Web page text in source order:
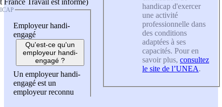
Employeur handi-
engagé
Qu'est-ce qu'un
employeur handi-
engagé ?
Un employeur handi-
engagé est un
employeur reconnu
handicap d'exercer
une activité
professionnelle dans
des conditions
adaptées à ses
capacités. Pour en
savoir plus, consultez
le site de l’UNEA.